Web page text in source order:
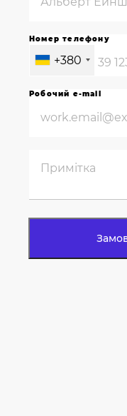
Номер телефону
+380
Робочий e-mail